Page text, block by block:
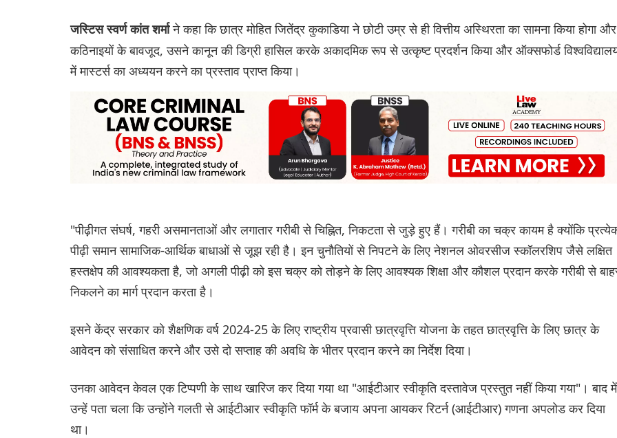
जस्टिस स्वर्ण कांत शर्माने कहा कि छात्र मोहित जितेंद्र कुकाडिया ने छोटी उम्र से ही वित्तीय अस्थिरता का सामना किया होगा और
कठिनाइयों के बावजूद, उसने कानून की डिग्री हासिल करके अकादमिक रूप से उत्कृष्ट प्रदर्शन किया और ऑक्सफोर्ड
में मास्टर्स का अध्ययन करने का प्रस्ताव प्राप्त किया।
"पीढ़ीगत संघर्ष, गहरी असमानताओं और लगातार गरीबी से चिह्नित, निकटता से जुड़े हुए हैं। गरीबी का चक्र कायम है क्योंकि
पीढ़ी समान सामाजिक-आर्थिक बाधाओं से जूझ रही है। इन चुनौतियों से निपटने के लिए नेशनल ओवरसीज स्कॉलरशिप जैसे लक्षित
हस्तक्षेप की आवश्यकता है, जो अगली पीढ़ी को इस चक्र को तोड़ने के लिए आवश्यक शिक्षा और कौशल प्रदान करके गरीबी से
निकलने का मार्ग प्रदान करता है।
इसने केंद्र सरकार को शैक्षणिक वर्ष 2024-25 के लिए राष्ट्रीय प्रवासी छात्रवृत्ति योजना के तहत छात्रवृत्ति के लिए छात्र के
आवेदन को संसाधित करने और उसे दो सप्ताह की अवधि के भीतर प्रदान करने का निर्देश दिया।
उनका आवेदन केवल एक टिप्पणी के साथ खारिज कर दिया गया था "आईटीआर स्वीकृति दस्तावेज प्रस्तुत नहीं किया गया"। बाद में
उन्हें पता चला कि उन्होंने गलती से आईटीआर स्वीकृति फॉर्म के बजाय अपना आयकर रिटर्न (आईटीआर) गणना अपलोड कर दिया
था।